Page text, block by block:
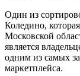
Один из
Коледино,
Московской
является
одним из самых
маркетплейса.